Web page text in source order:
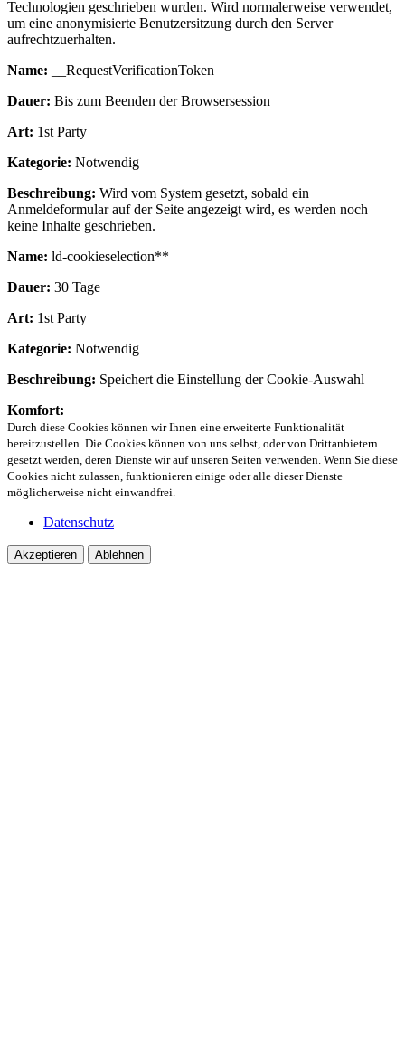
Technologien geschrieben wurden. Wird normalerweise verwendet,
um eine anonymisierte Benutzersitzung durch den Server
aufrechtzuerhalten.
Name: __RequestVerificationToken
Dauer: Bis zum Beenden der Browsersession
Art: 1st Party
Kategorie: Notwendig
Beschreibung: Wird vom System gesetzt, sobald ein
Anmeldeformular auf der Seite angezeigt wird, es werden noch
keine Inhalte geschrieben.
Name: ld-cookieselection**
Dauer: 30 Tage
Art: 1st Party
Kategorie: Notwendig
Beschreibung: Speichert die Einstellung der Cookie-Auswahl
Komfort:
Durch diese Cookies können wir Ihnen eine erweiterte Funktionalität
bereitzustellen. Die Cookies können von uns selbst, oder von Drittanbietern
gesetzt werden, deren Dienste wir auf unseren Seiten verwenden. Wenn Sie diese
Cookies nicht zulassen, funktionieren einige oder alle dieser Dienste
möglicherweise nicht einwandfrei.
Datenschutz
Akzeptieren Ablehnen